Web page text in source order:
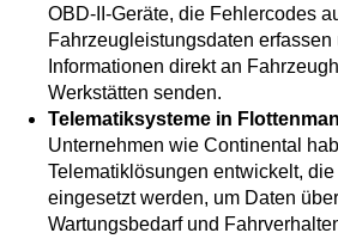
OBD-II-Geräte, die Fehlercodes
Fahrzeugleistungsdaten erfassen
Informationen direkt an
Werkstätten senden.
Telematiksysteme in
Unternehmen wie Continental
Telematiklösungen entwickelt,
eingesetzt werden, um Daten
Wartungsbedarf und